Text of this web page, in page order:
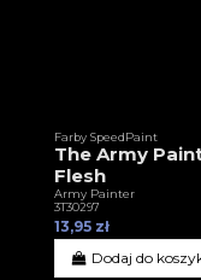
Farby SpeedPaint
The Army
Flesh
Army Painter
3T30297
13,95 zł
Dodaj do